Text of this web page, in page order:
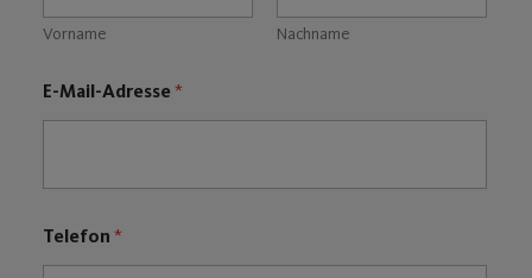
Vorname Nachname
E-Mail-Adresse *
T
e
Telefon *